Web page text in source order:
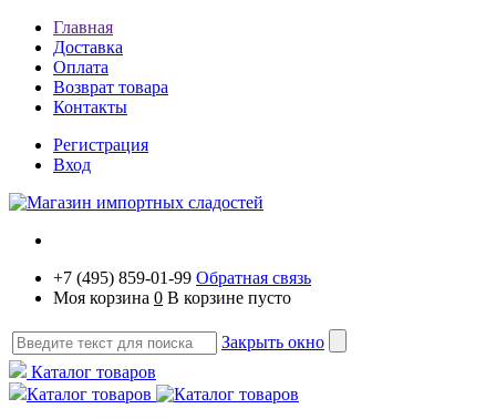
Главная
Доставка
Оплата
Возврат товара
Контакты
Регистрация
Вход
+7 (495) 859-01-99 Обратная связь
Моя корзина 0 В корзине пусто
Закрыть окно
Каталог товаров
Каталог товаров